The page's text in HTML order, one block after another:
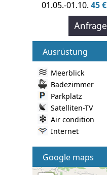
01.05.-01.10. 45 €
Ausrüstung
Meerblick
Badezimmer
Parkplatz
Satelliten-TV
Air condition
Internet
Google maps